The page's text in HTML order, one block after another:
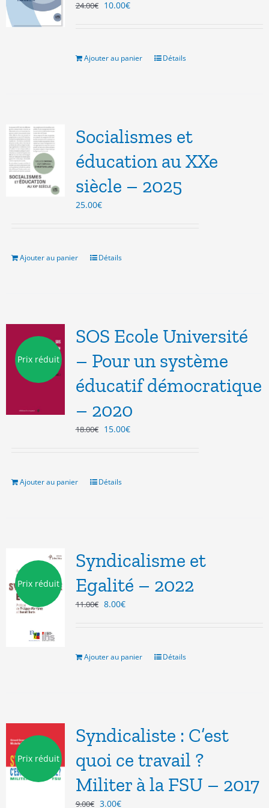
24.00€ Le
24.00€.
10.00€Le
10.00€.
Ajouter au panier Détails
Socialismes et
éducation au XXe
siècle – 2025
25.00€
Ajouter au panier Détails
Prix réduit
SOS Ecole Université
– Pour un système
éducatif démocratique
– 2020
18.00€ Le
18.00€.
15.00€Le
Ajouter au panier Détails
Prix réduit
Syndicalisme et
Egalité – 2022
11.00€ Le
11.00€.
8.00€Le
8.00€.
Ajouter au panier Détails
Prix réduit
Syndicaliste : C’est
quoi ce travail ?
Militer à la FSU – 2017
9.00€ Le
3.00€Le